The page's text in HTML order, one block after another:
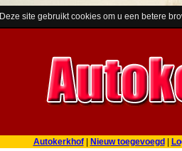
Deze site gebruikt cookies om u een betere
Autokerkhof| Nieuw toegevoegd